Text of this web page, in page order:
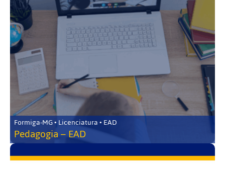
Formiga-MG • Licenciatura • EAD
Pedagogia – EAD